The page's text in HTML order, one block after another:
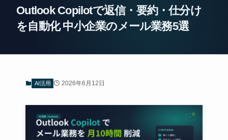
Outlook Copilotで返信・要約・仕分け
を自動化 中小企業のメール業務5選
AI活用 2026年6月12日